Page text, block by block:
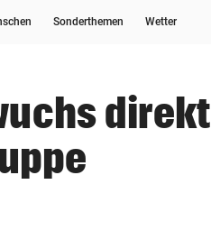
Sonderthemen Wetter
direkt